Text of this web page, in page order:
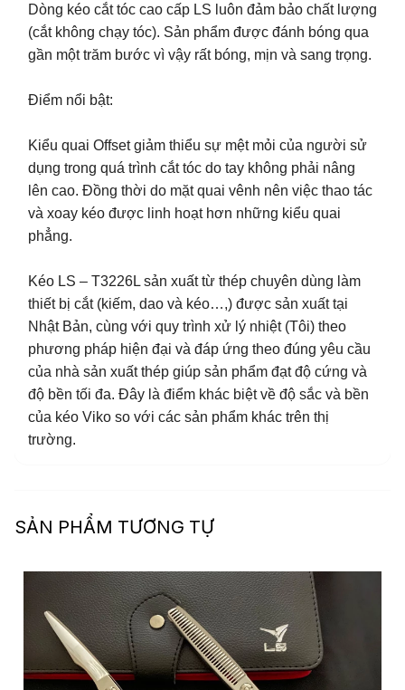
Dòng kéo cắt tóc cao cấp LS luôn đảm bảo chất lượng
(cắt không chạy tóc). Sản phẩm được đánh bóng qua
gần một trăm bước vì vậy rất bóng, mịn và sang trọng.
Điểm nổi bật:
Kiểu quai Offset giảm thiểu sự mệt mỏi của người sử
dụng trong quá trình cắt tóc do tay không phải nâng
lên cao. Đồng thời do mặt quai vênh nên việc thao tác
và xoay kéo được linh hoạt hơn những kiểu quai
phẳng.
Kéo LS – T3226L sản xuất từ thép chuyên dùng làm
thiết bị cắt (kiếm, dao và kéo…,) được sản xuất tại
Nhật Bản, cùng với quy trình xử lý nhiệt (Tôi) theo
phương pháp hiện đại và đáp ứng theo đúng yêu cầu
của nhà sản xuất thép giúp sản phẩm đạt độ cứng và
độ bền tối đa. Đây là điểm khác biệt về độ sắc và bền
của kéo Viko so với các sản phẩm khác trên thị
trường.
SẢN PHẨM TƯƠNG TỰ